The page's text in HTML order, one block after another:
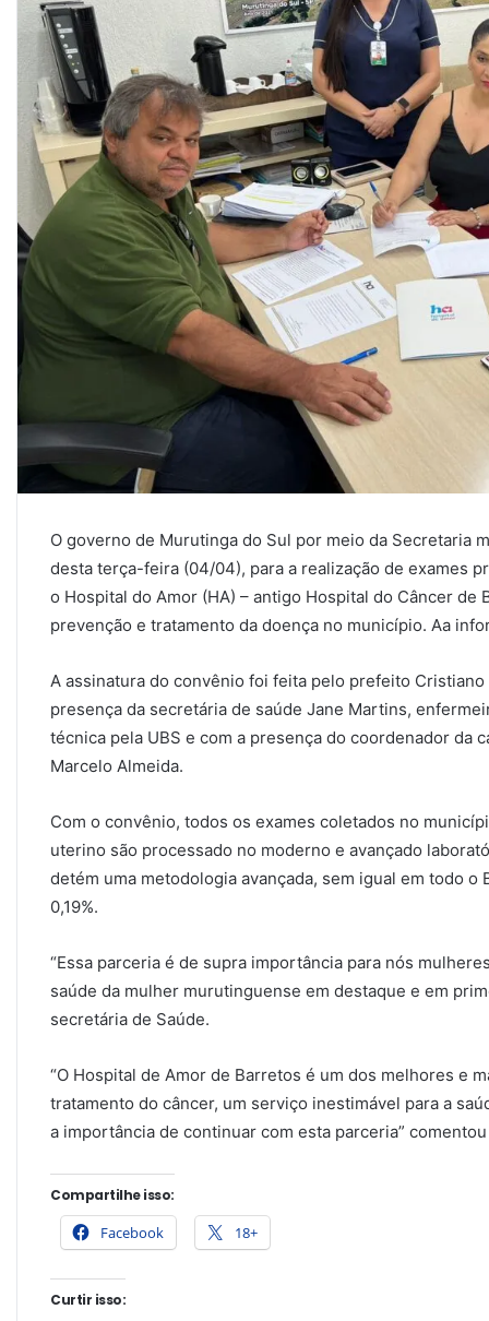
O governo de Murutinga do Sul por meio da Secretaria
desta terça-feira (04/04), para a realização de exames
o Hospital do Amor (HA) – antigo Hospital do Câncer de
prevenção e tratamento da doença no município. Aa
A assinatura do convênio foi feita pelo prefeito
presença da secretária de saúde Jane Martins,
técnica pela UBS e com a presença do coordenador da
Marcelo Almeida.
Com o convênio, todos os exames coletados no
uterino são processado no moderno e avançado
detém uma metodologia avançada, sem igual em todo
0,19%.
“Essa parceria é de supra importância para nós
saúde da mulher murutinguense em destaque e em
secretária de Saúde.
“O Hospital de Amor de Barretos é um dos melhores e
tratamento do câncer, um serviço inestimável para a
a importância de continuar com esta parceria”
Compartilhe isso:
Facebook 18+
Curtir isso: